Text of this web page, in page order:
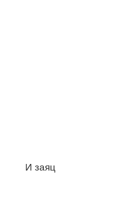
И заяц